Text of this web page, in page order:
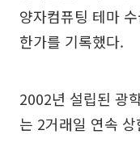
양자컴퓨팅 테마
한가를 기록했다.
2002년 설립된 광
는 2거래일 연속